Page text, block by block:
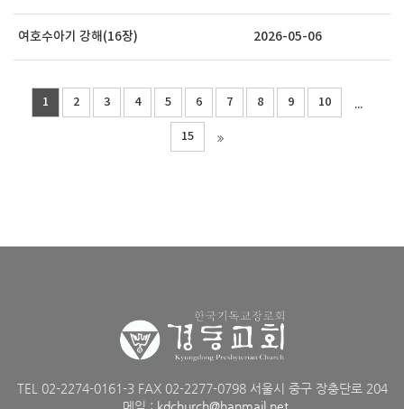
여호수아기 강해(16장) 2026-05-06
1 2 3 4 5 6 7 8 9 10 ...
15
TEL 02-2274-0161-3 FAX 02-2277-0798 서울시 중구 장충단로 204